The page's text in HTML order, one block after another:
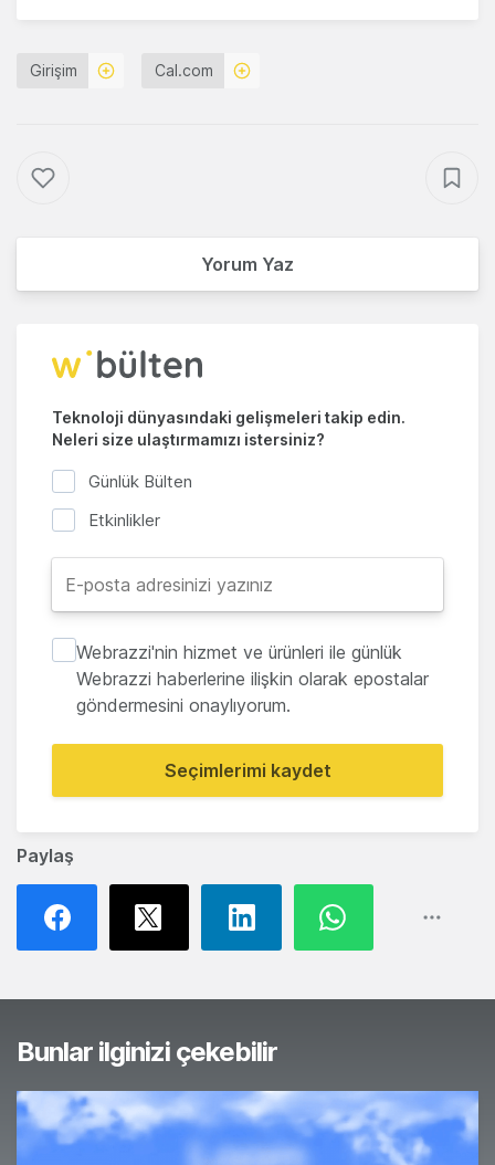
Paylaş
Girişim Cal.com
Yorum Yaz
Teknoloji dünyasındaki gelişmeleri takip edin.
Neleri size ulaştırmamızı istersiniz?
Günlük Bülten
Etkinlikler
Webrazzi'nin hizmet ve ürünleri ile günlük
Webrazzi haberlerine ilişkin olarak epostalar
göndermesini onaylıyorum.
Seçimlerimi kaydet
Bunlar ilginizi çekebilir